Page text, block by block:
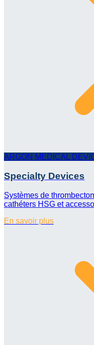
ARGON MEDICAL
Specialty Devices
Systèmes de
cathéters HSG et
En savoir plus